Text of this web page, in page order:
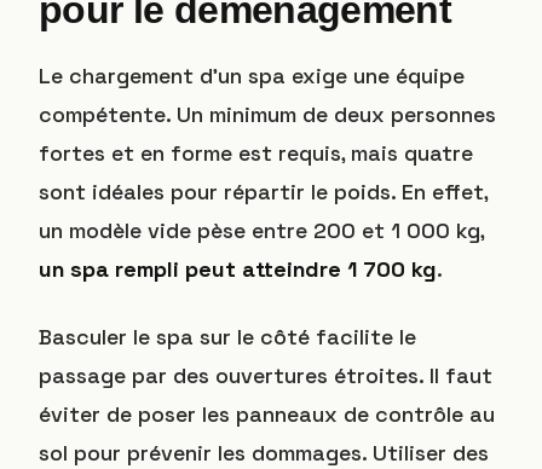
pour le déménagement
Le chargement d’un spa exige une équipe
compétente. Un minimum de deux personnes
fortes et en forme est requis, mais quatre
sont idéales pour répartir le poids. En effet,
un modèle vide pèse entre 200 et 1 000 kg,
un spa rempli peut atteindre 1 700 kg.
Basculer le spa sur le côté facilite le
passage par des ouvertures étroites. Il faut
éviter de poser les panneaux de contrôle au
sol pour prévenir les dommages. Utiliser des